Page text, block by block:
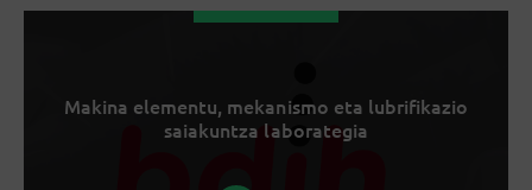
Makina elementu, mekanismo eta lubrifikazio
saiakuntza laborategia